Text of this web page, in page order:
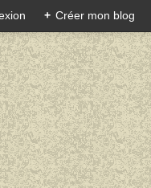
+ Créer mon blog